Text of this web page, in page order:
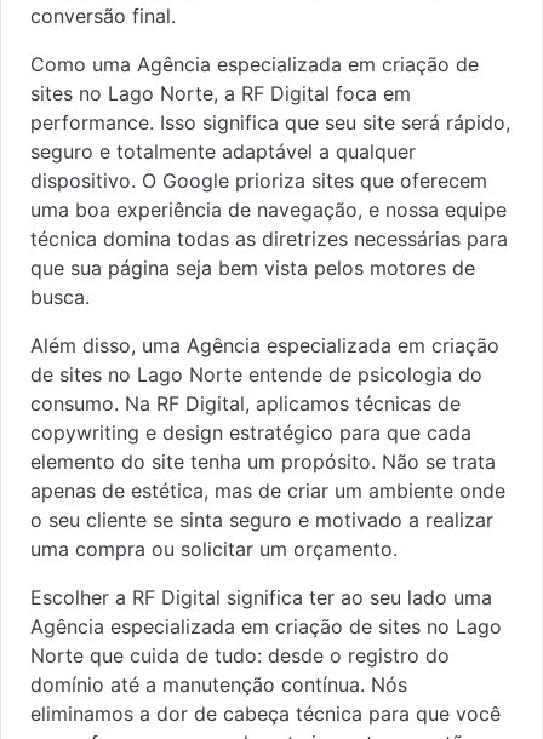
conversão final.
Como uma Agência especializada em criação de
sites no Lago Norte, a RF Digital foca em
performance. Isso significa que seu site será rápido,
seguro e totalmente adaptável a qualquer
dispositivo. O Google prioriza sites que oferecem
uma boa experiência de navegação, e nossa equipe
técnica domina todas as diretrizes necessárias para
que sua página seja bem vista pelos motores de
busca.
Além disso, uma Agência especializada em criação
de sites no Lago Norte entende de psicologia do
consumo. Na RF Digital, aplicamos técnicas de
copywriting e design estratégico para que cada
elemento do site tenha um propósito. Não se trata
apenas de estética, mas de criar um ambiente onde
o seu cliente se sinta seguro e motivado a realizar
uma compra ou solicitar um orçamento.
Escolher a RF Digital significa ter ao seu lado uma
Agência especializada em criação de sites no Lago
Norte que cuida de tudo: desde o registro do
domínio até a manutenção contínua. Nós
eliminamos a dor de cabeça técnica para que você